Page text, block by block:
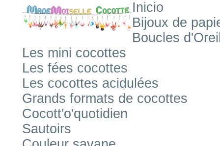
Inicio
Bijoux de
Boucles
Les mini cocottes
Les fées cocottes
Les cocottes acidulées
Grands formats de cocottes
Cocott'o'quotidien
Sautoirs